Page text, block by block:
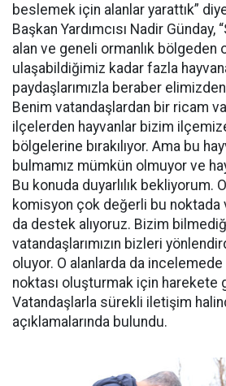
beslemek için alanlar yarattık”
Başkan Yardımcısı Nadir Günday,
alan ve geneli ormanlık bölgeden
ulaşabildiğimiz kadar fazla
paydaşlarımızla beraber
Benim vatandaşlardan bir ricam
ilçelerden hayvanlar bizim
bölgelerine bırakılıyor. Ama bu
bulmamız mümkün olmuyor ve
Bu konuda duyarlılık bekliyorum.
komisyon çok değerli bu noktada
da destek alıyoruz. Bizim
vatandaşlarımızın bizleri
oluyor. O alanlarda da
noktası oluşturmak için harekete
Vatandaşlarla sürekli iletişim
açıklamalarında bulundu.